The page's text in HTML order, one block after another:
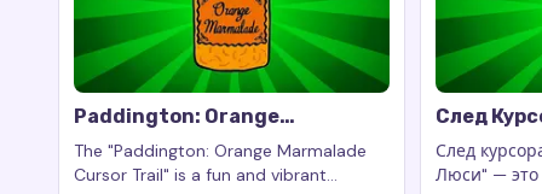
Paddington: Orange
Marmalade Cursor Trail
The "Paddington: Orange Marmalade
Cursor Trail" is a fun and vibrant
След
Тётя
След
Люси" — это